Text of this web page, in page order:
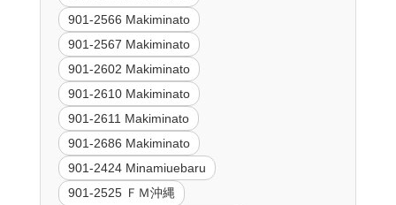
901-2566 Makiminato
901-2567 Makiminato
901-2602 Makiminato
901-2610 Makiminato
901-2611 Makiminato
901-2686 Makiminato
901-2424 Minamiuebaru
901-2525 ＦＭ沖縄